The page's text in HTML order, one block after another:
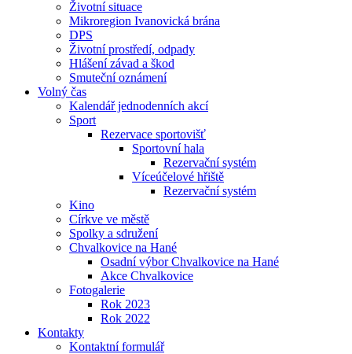
Životní situace
Mikroregion Ivanovická brána
DPS
Životní prostředí, odpady
Hlášení závad a škod
Smuteční oznámení
Volný čas
Kalendář jednodenních akcí
Sport
Rezervace sportovišť
Sportovní hala
Rezervační systém
Víceúčelové hřiště
Rezervační systém
Kino
Církve ve městě
Spolky a sdružení
Chvalkovice na Hané
Osadní výbor Chvalkovice na Hané
Akce Chvalkovice
Fotogalerie
Rok 2023
Rok 2022
Kontakty
Kontaktní formulář